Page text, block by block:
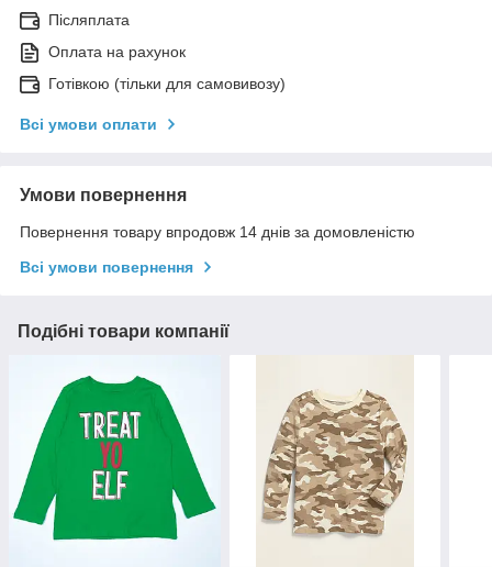
Післяплата
Оплата на рахунок
Готівкою (тільки для самовивозу)
Всі умови оплати
Умови повернення
Повернення товару впродовж 14 днів за домовленістю
Всі умови повернення
Подібні товари компанії